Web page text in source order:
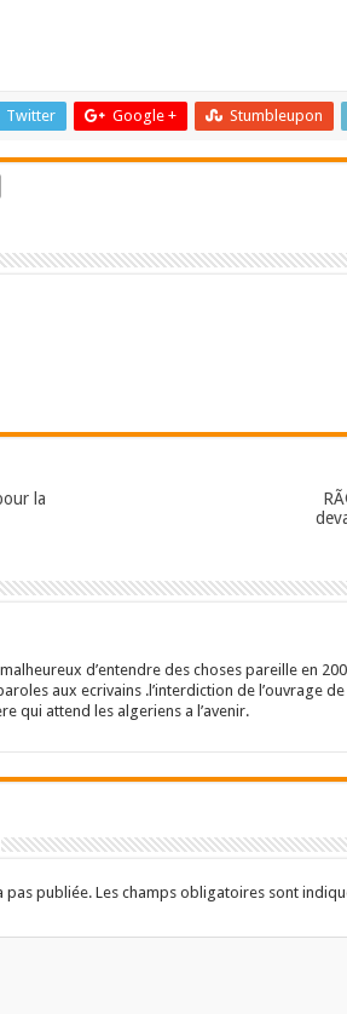
Twitter Google + Stumbleupon
la
d’entendre des choses pareille en
aux ecrivains .l’interdiction de l’ouvrage
qui attend les algeriens a l’avenir.
pas publiée. Les champs obligatoires sont